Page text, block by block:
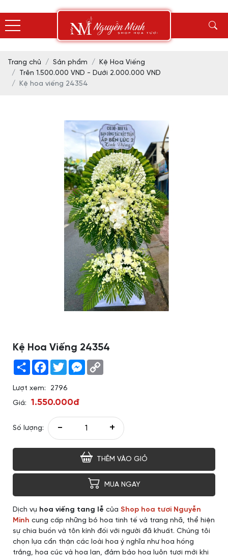
Trang chủ Sản phẩm
Kệ Hoa Viếng
Trên 1.500.000 VND - Dưới 2.000.000 VND
Kệ hoa viếng 24354
Kệ Hoa Viếng 24354
Share Facebook
TwitterMessenger
Lượt xem:
2796
Giá:
1.550.000đ
Số lượng: - +
THÊM VÀO GIỎ
MUA NGAY
Dịch vụ hoa viếng tang lễ của Shop hoa tươi Nguyễn
Minh cung cấp những bó hoa tinh tế và trang nhã, thể hiện
sự chia buồn và tôn kính đối với người đã khuất. Chúng tôi
chọn lựa cẩn thận các loài hoa ý nghĩa như hoa hồng
trắng, hoa cúc và hoa lan, đảm bảo hoa luôn tươi mới khi